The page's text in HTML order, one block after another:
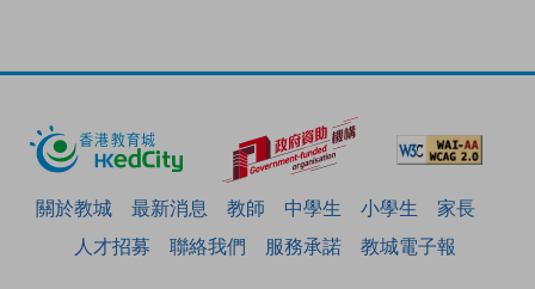
關於教城 最新消息 教師 中學生 小學生
家長
人才招募
聯絡我們 服務承諾 教城電子報